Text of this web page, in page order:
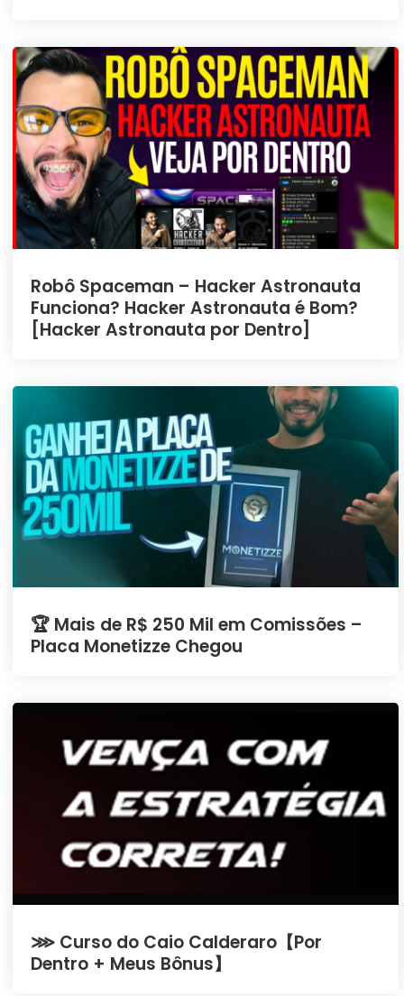
Robô Spaceman – Hacker Astronauta
Funciona? Hacker Astronauta é Bom?
[Hacker Astronauta por Dentro]
🏆 Mais de R$ 250 Mil em Comissões –
Placa Monetizze Chegou
⋙ Curso do Caio Calderaro【Por
Dentro + Meus Bônus】